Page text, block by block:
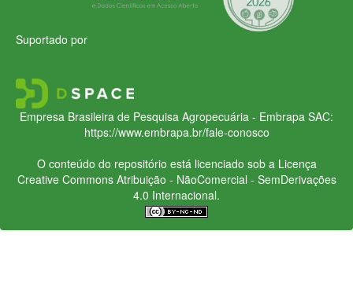
Suportado por
Empresa Brasileira de Pesquisa Agropecuária - Embrapa SAC:
https://www.embrapa.br/fale-conosco
O conteúdo do repositório está licenciado sob a Licença
Creative CommonsAtribuição - NãoComercial - SemDerivações
4.0 Internacional.